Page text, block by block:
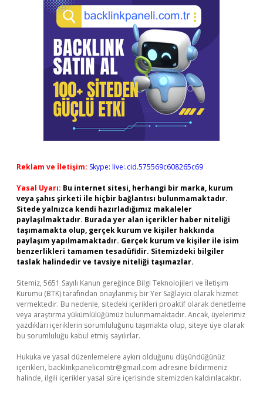
Reklam ve İletişim: Skype: live:.cid.575569c608265c69
Yasal Uyarı: Bu internet sitesi, herhangi bir marka, kurum
veya şahıs şirketi ile hiçbir bağlantısı bulunmamaktadır.
Sitede yalnızca kendi hazırladığımız makaleler
paylaşılmaktadır. Burada yer alan içerikler haber niteliği
taşımamakta olup, gerçek kurum ve kişiler hakkında
paylaşım yapılmamaktadır. Gerçek kurum ve kişiler ile isim
benzerlikleri tamamen tesadüfidir. Sitemizdeki bilgiler
taslak halindedir ve tavsiye niteliği taşımazlar.
Sitemiz, 5651 Sayılı Kanun gereğince Bilgi Teknolojileri ve İletişim
Kurumu (BTK) tarafından onaylanmış bir Yer Sağlayıcı olarak hizmet
vermektedir. Bu nedenle, sitedeki içerikleri proaktif olarak denetleme
veya araştırma yükümlülüğümüz bulunmamaktadır. Ancak, üyelerimiz
yazdıkları içeriklerin sorumluluğunu taşımakta olup, siteye üye olarak
bu sorumluluğu kabul etmiş sayılırlar.
Hukuka ve yasal düzenlemelere aykırı olduğunu düşündüğünüz
içerikleri, backlinkpanelicomtr@gmail.com adresine bildirmeniz
halinde, ilgili içerikler yasal süre içerisinde sitemizden kaldırılacaktır.